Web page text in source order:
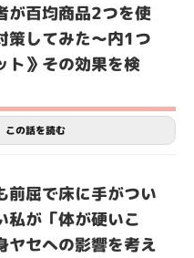
が百均商品2つを使
策してみた〜内1つ
ト》その効果を検
この話を読む
前屈で床に手がつい
私が「体が硬いこ
ヤセへの影響を考え